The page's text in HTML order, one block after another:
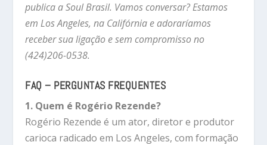
publica a Soul Brasil. Vamos conversar? Estamos
em Los Angeles, na Califórnia e adoraríamos
receber sua ligação e sem compromisso no
(424)206-0538.
FAQ – PERGUNTAS FREQUENTES
1. Quem é Rogério Rezende?
Rogério Rezende é um ator, diretor e produtor
carioca radicado em Los Angeles, com formação